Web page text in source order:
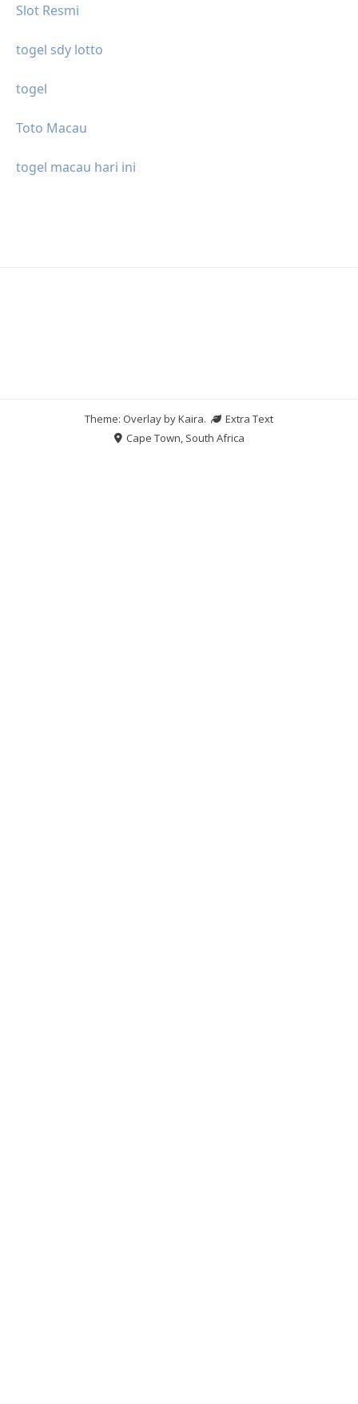
Slot Resmi
togel sdy lotto
togel
Toto Macau
togel macau hari ini
Theme: Overlay byKaira.
Extra Text
Cape Town, South Africa